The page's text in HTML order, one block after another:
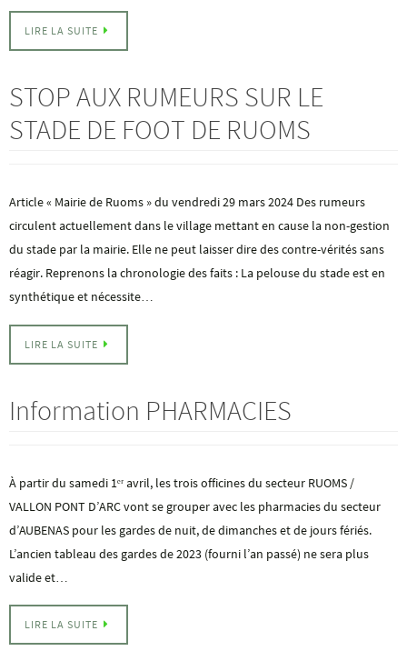
LIRE LA SUITE
STOP AUX RUMEURS SUR LE
STADE DE FOOT DE RUOMS
Article « Mairie de Ruoms » du vendredi 29 mars 2024 Des rumeurs
circulent actuellement dans le village mettant en cause la non-gestion
du stade par la mairie. Elle ne peut laisser dire des contre-vérités sans
réagir. Reprenons la chronologie des faits : La pelouse du stade est en
synthétique et nécessite…
LIRE LA SUITE
Information PHARMACIES
À partir du samedi 1ᵉʳ avril, les trois officines du secteur RUOMS /
VALLON PONT D’ARC vont se grouper avec les pharmacies du secteur
d’AUBENAS pour les gardes de nuit, de dimanches et de jours fériés.
L’ancien tableau des gardes de 2023 (fourni l’an passé) ne sera plus
valide et…
LIRE LA SUITE